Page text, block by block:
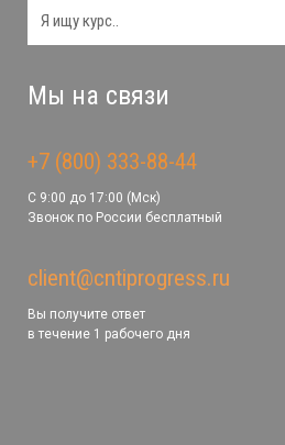
Мы на связи
+7 (800) 333-88-44
С 9:00 до 17:00 (Мск)
Звонок по России бесплатный
client@cntiprogress.ru
Вы получите ответ
в течение 1 рабочего дня